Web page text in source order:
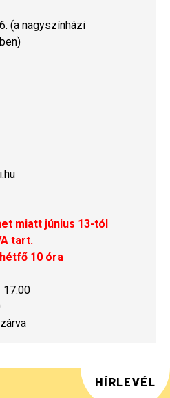
(a nagyszínházi
miatt június 13-tól
tart.
10 óra
17.00
HÍRLEVÉL